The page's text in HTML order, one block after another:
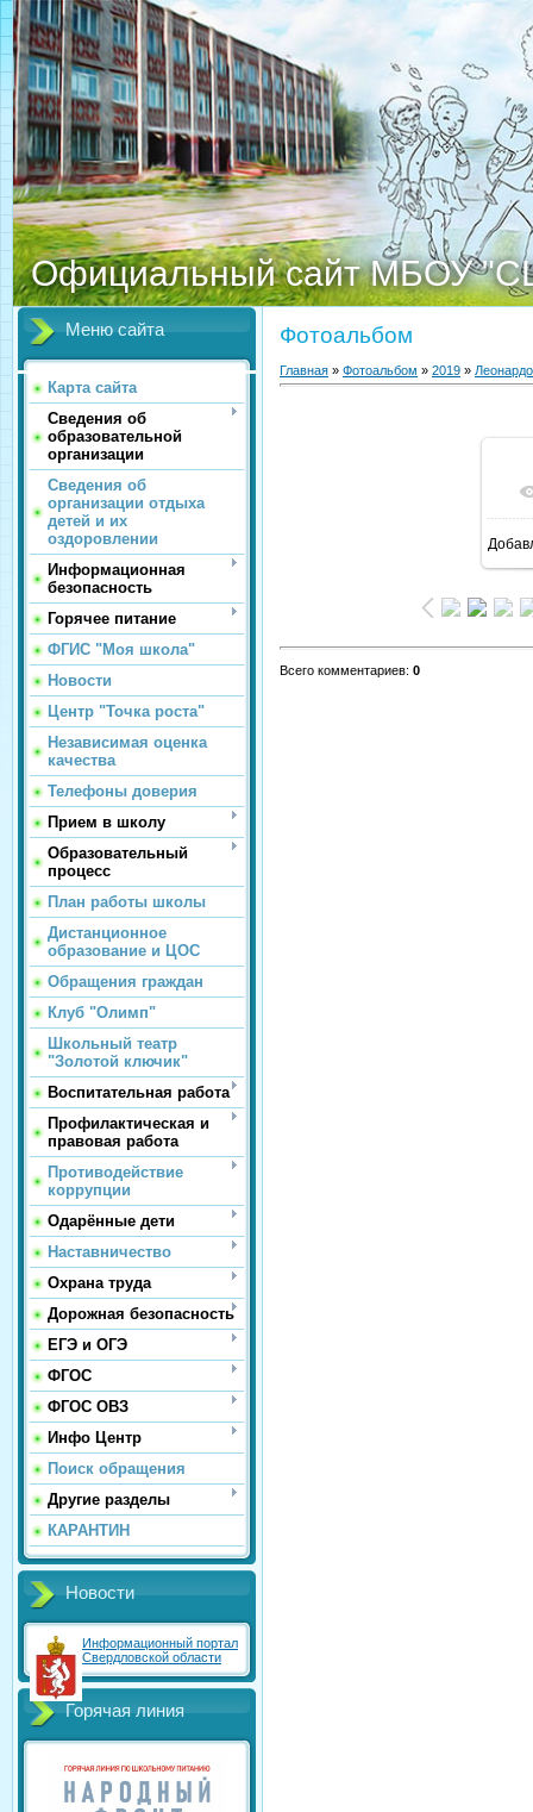
Официальный сайт МБОУ
Меню сайта
Карта сайта
Сведения об
образовательной
организации
Сведения об
организации отдыха
детей и их
оздоровлении
Информационная
безопасность
Горячее питание
ФГИС "Моя школа"
Новости
Центр "Точка роста"
Независимая оценка
качества
Телефоны доверия
Прием в школу
Образовательный
процесс
План работы школы
Дистанционное
образование и ЦОС
Обращения граждан
Клуб "Олимп"
Школьный театр
"Золотой ключик"
Воспитательная работа
Профилактическая и
правовая работа
Противодействие
коррупции
Одарённые дети
Наставничество
Охрана труда
Дорожная безопасность
ЕГЭ и ОГЭ
ФГОС
ФГОС ОВЗ
Инфо Центр
Поиск обращения
Другие разделы
КАРАНТИН
Новости
Информационный портал
Свердловской области
Горячая линия
Фотоальбом
Главная » Фотоальбом » 2019 » Леонардо
Всего комментариев: 0